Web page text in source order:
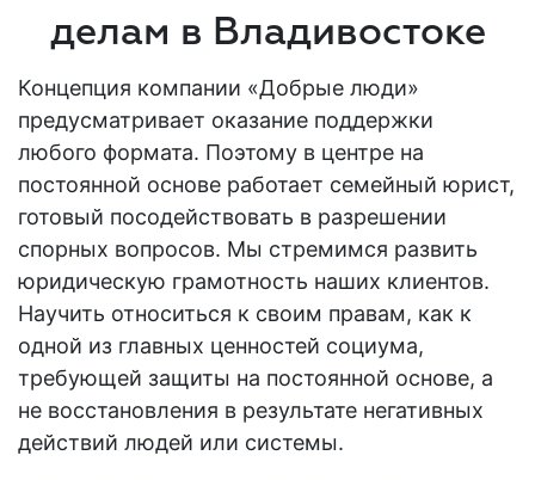
делам в Владивостоке
Концепция компании «Добрые люди»
предусматривает оказание поддержки
любого формата. Поэтому в центре на
постоянной основе работает семейный юрист,
готовый посодействовать в разрешении
спорных вопросов. Мы стремимся развить
юридическую грамотность наших клиентов.
Научить относиться к своим правам, как к
одной из главных ценностей социума,
требующей защиты на постоянной основе, а
не восстановления в результате негативных
действий людей или системы.